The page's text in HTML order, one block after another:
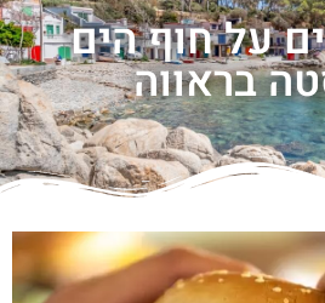
על חוף הים
בראווה